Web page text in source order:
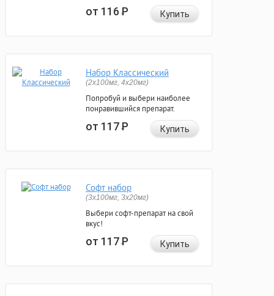
от 116Р Купить
Набор Классический
(2x100мг, 4x20мг)
Попробуй и выбери наиболее
понравившийся препарат.
от 117Р Купить
Софт набор
(3x100мг, 3x20мг)
Выбери софт-препарат на свой
вкус!
от 117Р Купить